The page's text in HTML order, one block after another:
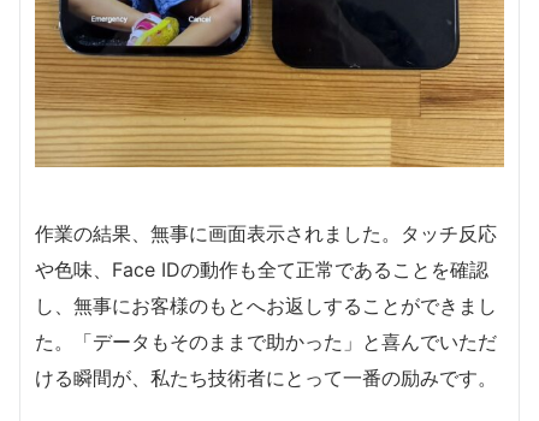
作業の結果、無事に画面表示されました。タッチ反応
や色味、Face IDの動作も全て正常であることを確認
し、無事にお客様のもとへお返しすることができまし
た。「データもそのままで助かった」と喜んでいただ
ける瞬間が、私たち技術者にとって一番の励みです。